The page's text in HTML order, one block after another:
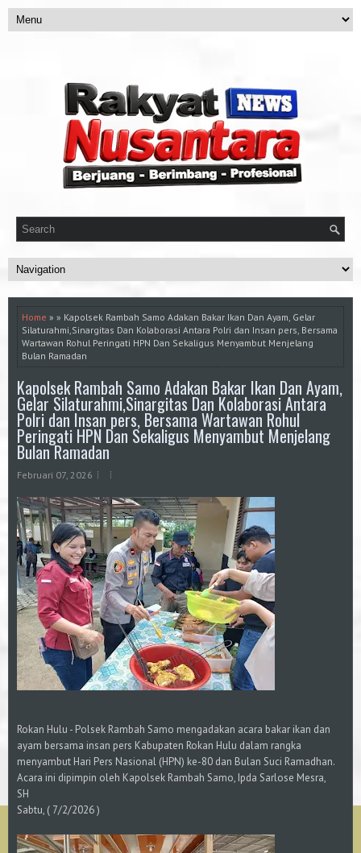
Home » » Kapolsek Rambah Samo Adakan Bakar Ikan Dan Ayam, Gelar
Silaturahmi,Sinargitas Dan Kolaborasi Antara Polri dan Insan pers, Bersama
Wartawan Rohul Peringati HPN Dan Sekaligus Menyambut Menjelang
Bulan Ramadan
Kapolsek Rambah Samo Adakan Bakar Ikan Dan Ayam,
Gelar Silaturahmi,Sinargitas Dan Kolaborasi Antara
Polri dan Insan pers, Bersama Wartawan Rohul
Peringati HPN Dan Sekaligus Menyambut Menjelang
Bulan Ramadan
Februari 07, 2026
Rokan Hulu - Polsek Rambah Samo mengadakan acara bakar ikan dan
ayam bersama insan pers Kabupaten Rokan Hulu dalam rangka
menyambut Hari Pers Nasional (HPN) ke-80 dan Bulan Suci Ramadhan.
Acara ini dipimpin oleh Kapolsek Rambah Samo, Ipda Sarlose Mesra,
SH
Sabtu, ( 7/2/2026 )